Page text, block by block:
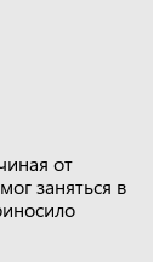
от
заняться в